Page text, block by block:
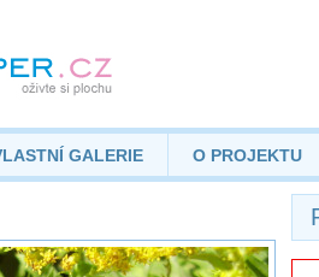
GALERIE O PROJEKTU